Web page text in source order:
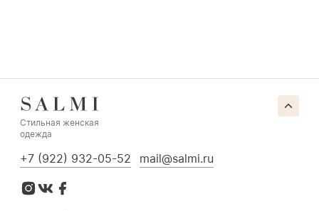
Стильная женская
одежда
+7 (922) 932-05-52 mail@salmi.ru